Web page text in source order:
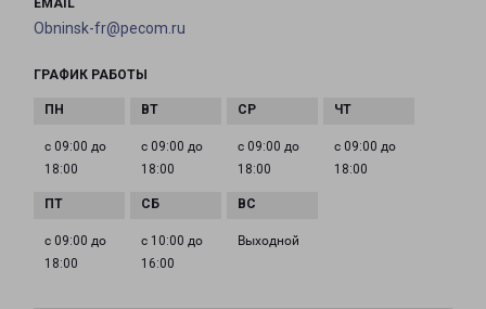
EMAIL
Obninsk-fr@pecom.ru
ГРАФИК РАБОТЫ
с 09:00 до
18:00
с 09:00 до
18:00
с 09:00 до
18:00
с 09:00 до
18:00
с 09:00 до
18:00
с 10:00 до
16:00
Выходной